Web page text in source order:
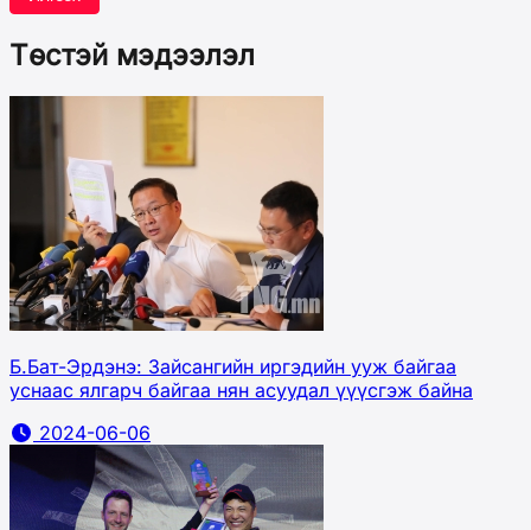
Төстэй мэдээлэл
Б.Бат-Эрдэнэ: Зайсангийн иргэдийн ууж байгаа
уснаас ялгарч байгаа нян асуудал үүүсгэж байна
2024-06-06